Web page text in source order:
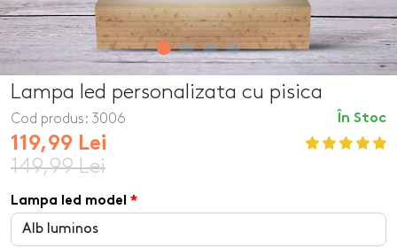
Lampa led personalizata cu pisica
În Stoc
Cod produs: 3006
119,99 Lei
149,99 Lei
Lampa led model